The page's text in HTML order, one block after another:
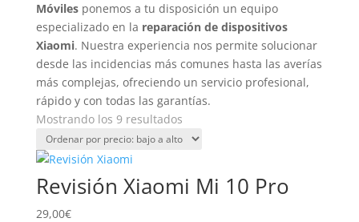
Móvilesponemos a tu disposición un equipo
especializado en la reparación de dispositivos
Xiaomi. Nuestra experiencia nos permite solucionar
desde las incidencias más comunes hasta las averías
más complejas, ofreciendo un servicio profesional,
rápido y con todas las garantías.
Mostrando los 9 resultadosOrdenado
por
a
Revisión Xiaomi Mi 10 Pro
29,00€